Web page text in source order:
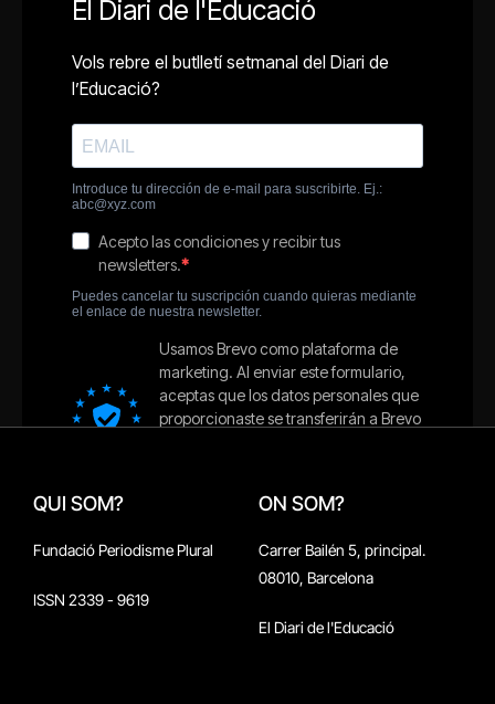
QUI SOM?
Fundació Periodisme Plural
ISSN 2339 - 9619
ON SOM?
Carrer Bailén 5, principal.
08010, Barcelona
El Diari de l'Educació